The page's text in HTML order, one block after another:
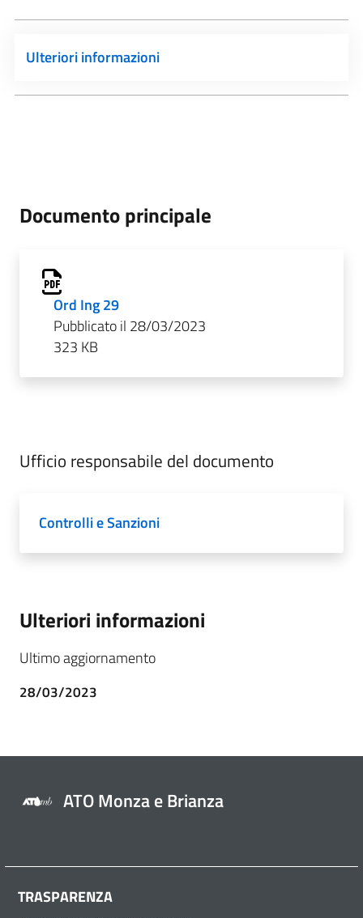
Ulteriori informazioni
Documento principale
Ord Ing 29
Pubblicato il 28/03/2023
323 KB
Ufficio responsabile del documento
Controlli e Sanzioni
Ulteriori informazioni
Ultimo aggiornamento
28/03/2023
ATO Monza e Brianza
TRASPARENZA